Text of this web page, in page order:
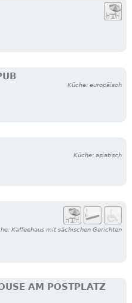
Küche: europäisch
Küche: asiatisch
Kaffeehaus mit sächischen Gerichten
AM POSTPLATZ